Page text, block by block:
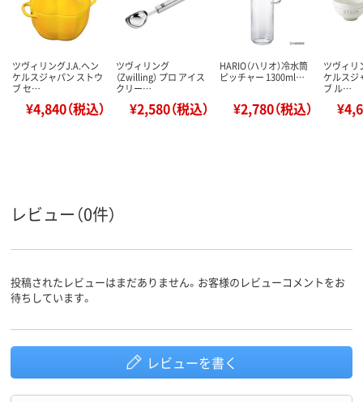
ツヴィリングJ.A.ヘン
ケルスジャパン ストウ
ブ セ…
¥4,840（税込）
ツヴィリング
（Zwilling） プロ アイス
クリー…
¥2,580（税込）
HARIO（ハリオ）冷水筒
ピッチャー 1300ml…
¥2,780（税込）
ツヴィリ
ケルスジ
ブ ル…
レビュー（0件）
投稿されたレビューはまだありません。お客様のレビューコメントをお
待ちしています。
レビューを書く